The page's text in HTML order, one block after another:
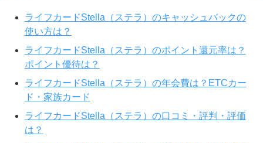
ライフカードStella（ステラ）のキャッシュバックの
使い方は？
ライフカードStella（ステラ）のポイント還元率は？
ポイント優待は？
ライフカードStella（ステラ）の年会費は？ETCカー
ド・家族カード
ライフカードStella（ステラ）の口コミ・評判・評価
は？